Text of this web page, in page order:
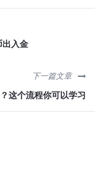
出入金
下一篇文章
这个流程你可以学习